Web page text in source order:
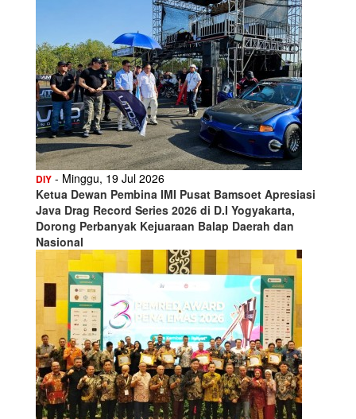
DIY - Minggu, 19 Jul 2026
Ketua Dewan Pembina IMI Pusat Bamsoet Apresiasi
Java Drag Record Series 2026 di D.I Yogyakarta,
Dorong Perbanyak Kejuaraan Balap Daerah dan
Nasional